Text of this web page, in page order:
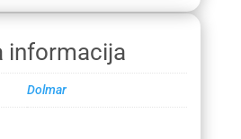
informacija
Dolmar